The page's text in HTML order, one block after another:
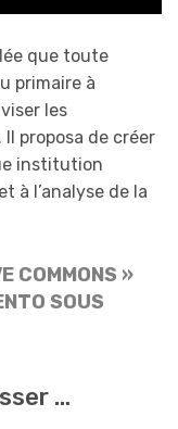
que toute
primaire à
les
proposa de créer
institution
à l’analyse de la
COMMONS »
SOUS
…